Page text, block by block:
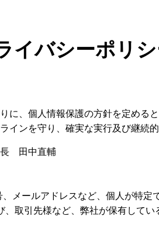
イバシーポリ
に、個人情報保護の方針を定める
インを守り、確実な実行及び継続的
長 田中直輔
メールアドレスなど、個人が特定
取引先様など、弊社が保有してい